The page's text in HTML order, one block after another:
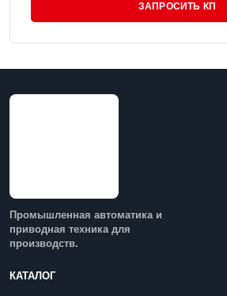
ЗАПРОСИТЬ КП
Промышленная автоматика и
приводная техника для
производств.
КАТАЛОГ